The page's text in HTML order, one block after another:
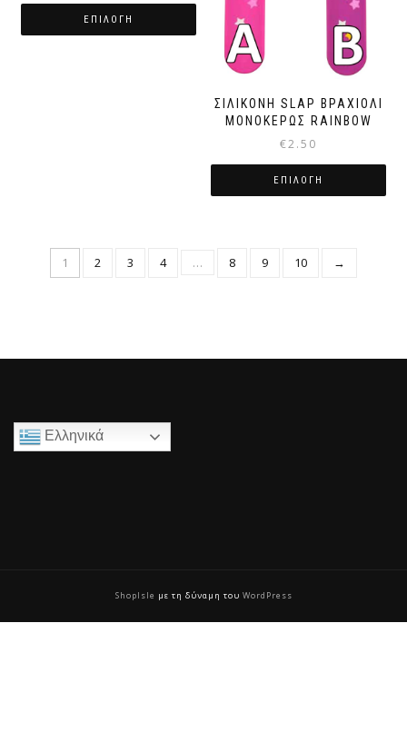
ΕΠΙΛΟΓΉ
ΣΙΛΙΚΟΝΗ SLAP ΒΡΑΧΙΟΛΙ
ΜΟΝΟΚΕΡΩΣ RAINBOW
€2.50
ΕΠΙΛΟΓΉ
1 2 3 4 … 8 9 10 →
Ελληνικά
ShopIsle με τη δύναμη του WordPress